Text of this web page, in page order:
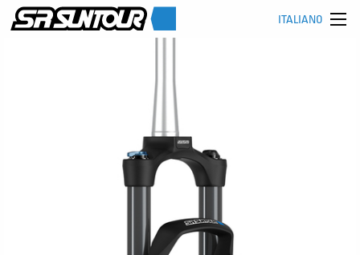
ITALIANO